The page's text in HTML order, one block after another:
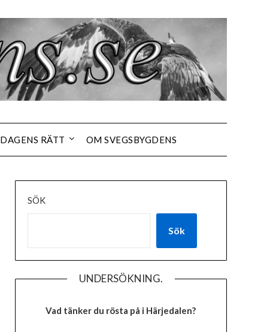
DAGENS RÄTT OM SVEGSBYGDENS
SÖK
Sök
UNDERSÖKNING.
Vad tänker du rösta på i Härjedalen?